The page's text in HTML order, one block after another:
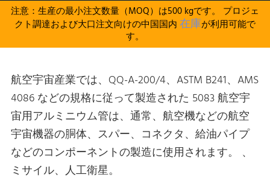
注意：生産の最小注文数量（MOQ）は500 kgです。 プロジェ
クト調達および大口注文向けの中国国内 在庫が利用可能で
す。
航空宇宙産業では、QQ-A-200/4、ASTM B241、AMS
4086 などの規格に従って製造された 5083 航空宇
宙用アルミニウム管は、通常、航空機などの航空
宇宙機器の胴体、スパー、コネクタ、給油パイプ
などのコンポーネントの製造に使用されます。 、
ミサイル、人工衛星。